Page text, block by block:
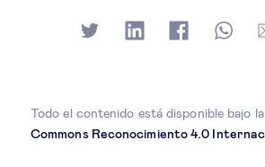
Todo el contenido está disponible bajo
Commons Reconocimiento 4.0